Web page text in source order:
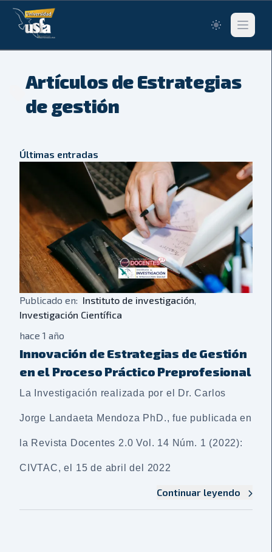
Switch to
Abrir
Artículos de Estrategias
de gestión
Últimas entradas
Publicado en: Instituto de investigación,
Investigación Científica
hace 1 año
Innovación de Estrategias de Gestión
en el Proceso Práctico Preprofesional
La Investigación realizada por el Dr. Carlos
Jorge Landaeta Mendoza PhD., fue publicada en
la Revista Docentes 2.0 Vol. 14 Núm. 1 (2022):
CIVTAC, el 15 de abril del 2022
Continuar leyendo